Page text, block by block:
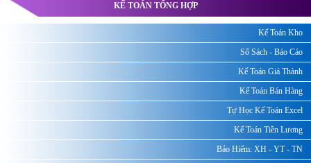
KẾ TOÁN TỔNG HỢP
Kế Toán Kho
Sổ Sách - Báo Cáo
Kế Toán Giá Thành
Kế Toán Bán Hàng
Tự Học Kế Toán Excel
Kế Toán Tiền Lương
Bảo Hiểm: XH - YT - TN